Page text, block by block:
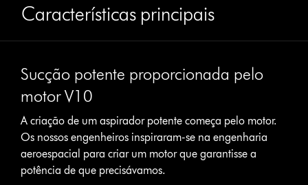
Características principais
Sucção potente proporcionada pelo
motor V10
A criação de um aspirador potente começa pelo motor.
Os nossos engenheiros inspiraram-se na engenharia
aeroespacial para criar um motor que garantisse a
potência de que precisávamos.